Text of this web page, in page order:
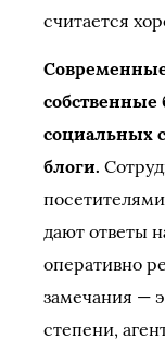
считается
социальных
блоги.
дают ответы
оперативно
замечания —
степени,